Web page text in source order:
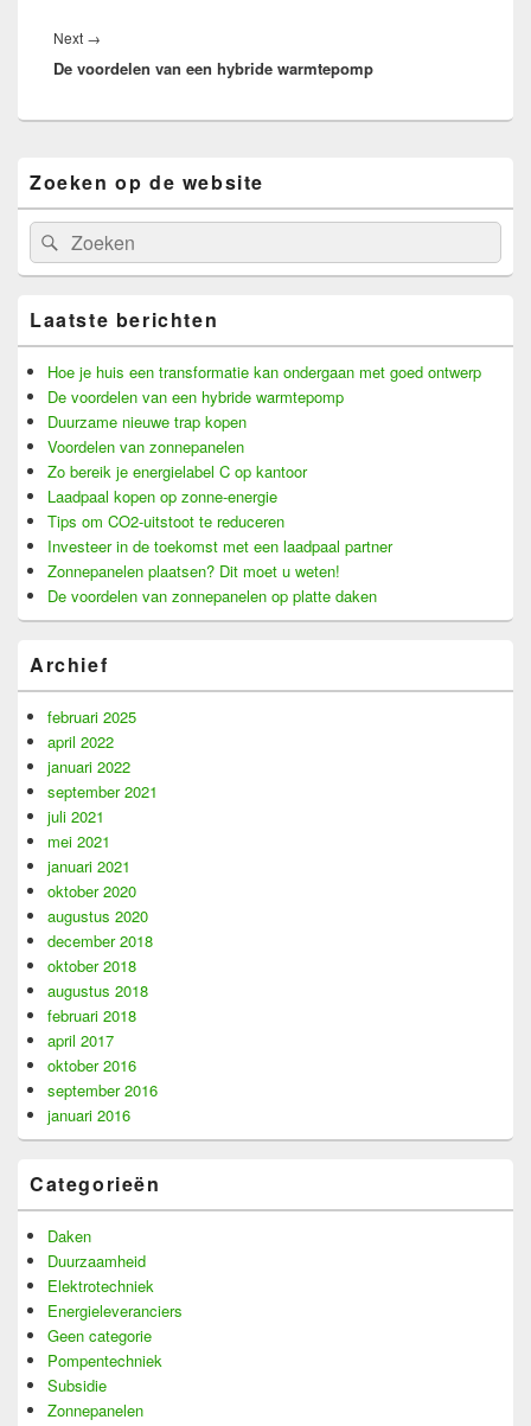
Next →
post:
De voordelen van een hybride warmtepomp
Sidebar
Widget
Area
Zoeken op de website
Search
for:
Search
Laatste berichten
Hoe je huis een transformatie kan ondergaan met goed ontwerp
De voordelen van een hybride warmtepomp
Duurzame nieuwe trap kopen
Voordelen van zonnepanelen
Zo bereik je energielabel C op kantoor
Laadpaal kopen op zonne-energie
Tips om CO2-uitstoot te reduceren
Investeer in de toekomst met een laadpaal partner
Zonnepanelen plaatsen? Dit moet u weten!
De voordelen van zonnepanelen op platte daken
Archief
februari 2025
april 2022
januari 2022
september 2021
juli 2021
mei 2021
januari 2021
oktober 2020
augustus 2020
december 2018
oktober 2018
augustus 2018
februari 2018
april 2017
oktober 2016
september 2016
januari 2016
Categorieën
Daken
Duurzaamheid
Elektrotechniek
Energieleveranciers
Geen categorie
Pompentechniek
Subsidie
Zonnepanelen